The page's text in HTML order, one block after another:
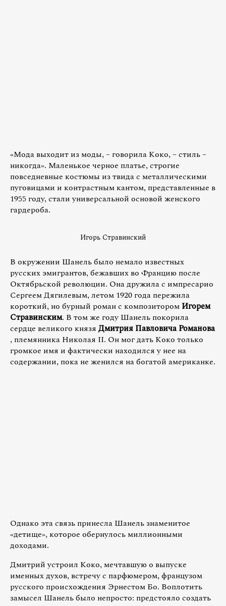
«Мода выходит из моды, – говорила Коко, – стиль –
никогда». Маленькое черное платье, строгие
повседневные костюмы из твида с металлическими
пуговицами и контрастным кантом, представленные в
1955 году, стали универсальной основой женского
гардероба.
Игорь Стравинский
В окружении Шанель было немало известных
русских эмигрантов, бежавших во Францию после
Октябрьской революции. Она дружила с импресарио
Сергеем Дягилевым, летом 1920 года пережила
короткий, но бурный роман с композитором Игорем
Стравинским. В том же году Шанель покорила
сердце великого князя Дмитрия Павловича Романова
, племянника Николая II. Он мог дать Коко только
громкое имя и фактически находился у нее на
содержании, пока не женился на богатой американке.
Однако эта связь принесла Шанель знаменитое
«детище», которое обернулось миллионными
доходами.
Дмитрий устроил Коко, мечтавшую о выпуске
именных духов, встречу с парфюмером, французом
русского происхождения Эрнестом Бо. Воплотить
замысел Шанель было непросто: предстояло создать